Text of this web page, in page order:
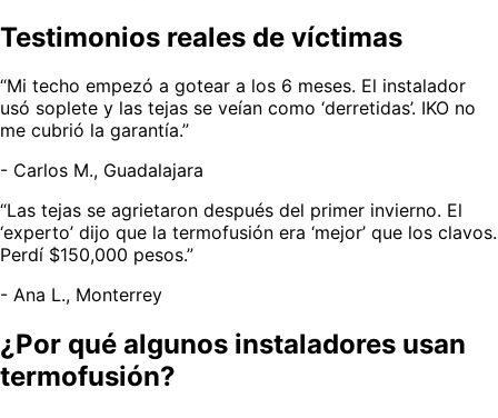
Testimonios reales de víctimas
“Mi techo empezó a gotear a los 6 meses. El instalador
usó soplete y las tejas se veían como ‘derretidas’. IKO no
me cubrió la garantía.”
- Carlos M., Guadalajara
“Las tejas se agrietaron después del primer invierno. El
‘experto’ dijo que la termofusión era ‘mejor’ que los clavos.
Perdí $150,000 pesos.”
- Ana L., Monterrey
¿Por qué algunos instaladores usan
termofusión?